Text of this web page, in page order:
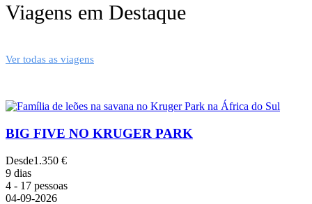
Viagens em Destaque
Ver todas as viagens
BIG FIVE NO KRUGER PARK
Desde1.350 €
9 dias
4 - 17 pessoas
04-09-2026